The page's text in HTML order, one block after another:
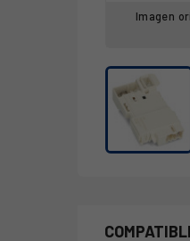
Imagen